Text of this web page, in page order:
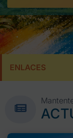
ENLACES